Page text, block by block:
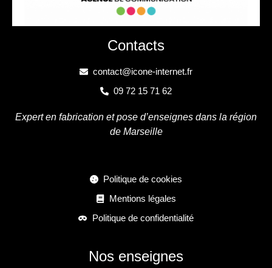
Contacts
contact@icone-internet.fr
09 72 15 71 62
Expert en fabrication et pose d’enseignes dans la région
de Marseille
Politique de cookies
Mentions légales
Politique de confidentialité
Nos enseignes